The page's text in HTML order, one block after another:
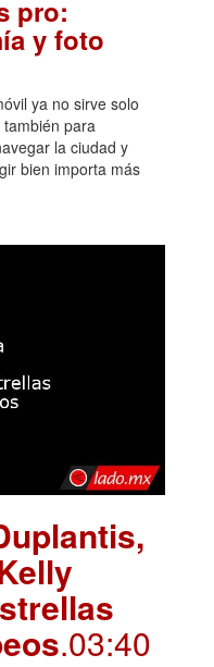
pro:
y foto
ya no sirve solo
para
la ciudad y
bien importa más
.03:40